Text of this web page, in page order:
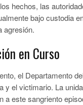
hechos, las
bajo custodia
agresión.
en Curso
el Departamento
y el victimario. La
a este sangriento